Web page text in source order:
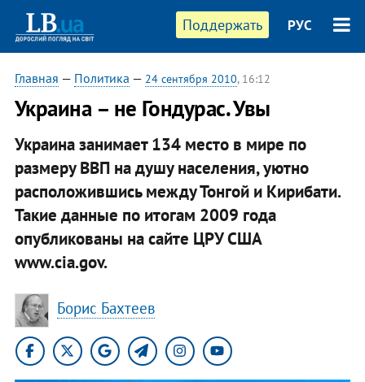
Поддержать РУС
Главная — Политика — 24 сентября 2010, 16:12
Украина – не Гондурас. Увы
Украина занимает 134 место в мире по
размеру ВВП на душу населения, уютно
расположившись между Тонгой и Кирибати.
Такие данные по итогам 2009 года
опубликованы на сайте ЦРУ США
www.cia.gov.
Борис Бахтеев